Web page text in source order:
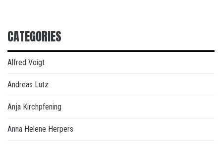
CATEGORIES
Alfred Voigt
Andreas Lutz
Anja Kirchpfening
Anna Helene Herpers